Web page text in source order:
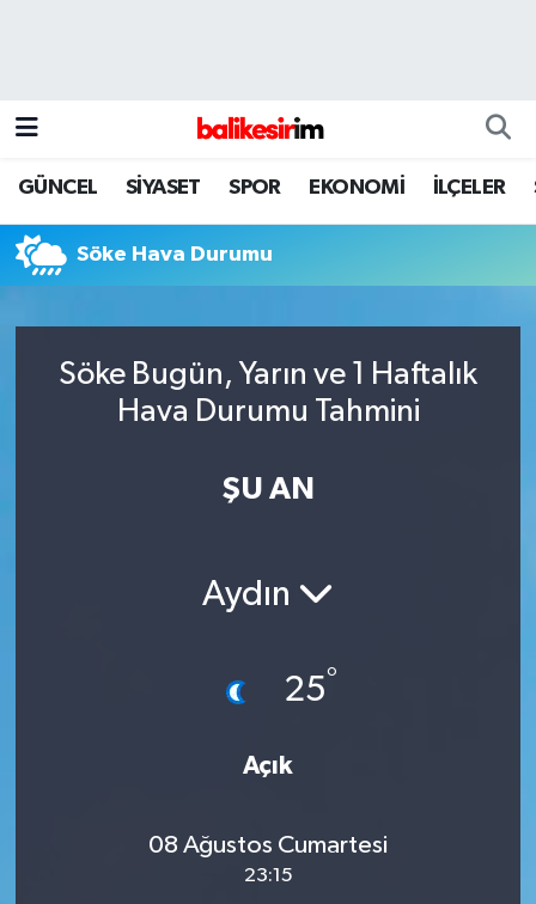
GÜNCEL SİYASET SPOR EKONOMİ İLÇELER
Söke Hava Durumu
Söke Bugün, Yarın ve 1 Haftalık
Hava Durumu Tahmini
ŞU AN
Aydın
25°
Açık
08 Ağustos Cumartesi
23:15